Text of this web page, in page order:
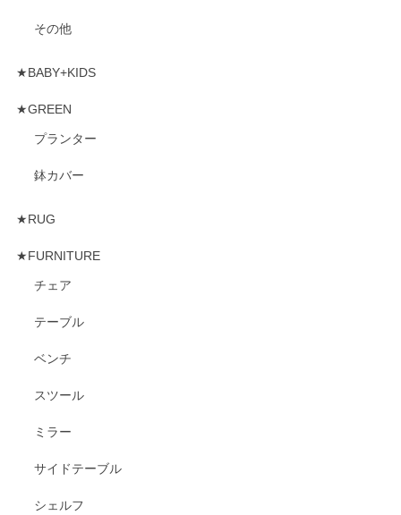
その他
★BABY+KIDS
★GREEN
プランター
鉢カバー
★RUG
★FURNITURE
チェア
テーブル
ベンチ
スツール
ミラー
サイドテーブル
シェルフ